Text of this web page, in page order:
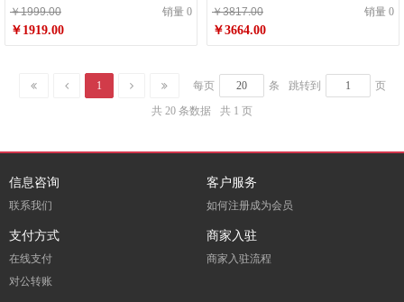
设备在线教育教学笔记本电脑台式机
￥1999.00 销量 0
￥1919.00
向麦克风扬声器笔记本台式机解决方
案
￥3817.00 销量 0
￥3664.00
1 每页 条 跳转到
页
共 20 条数据
共 1 页
信息咨询
联系我们
客户服务
如何注册成为会员
支付方式
在线支付
对公转账
商家入驻
商家入驻流程